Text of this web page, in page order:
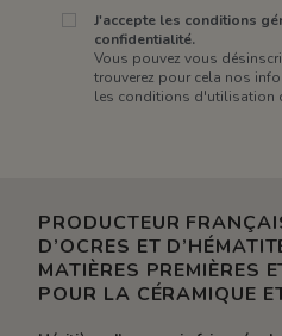
J'accepte les conditions
confidentialité.
Vous pouvez vous
trouverez pour cela nos
les conditions d'utilisation
PRODUCTEUR
D’OCRES ET
MATIÈRES PREMIÈRES
POUR LA CÉRAMIQUE